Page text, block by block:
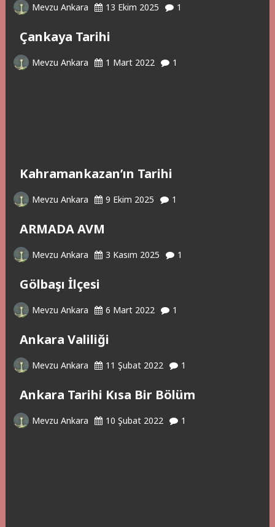
Mevzu Ankara 13 Ekim 2025 1
Çankaya Tarihi
Mevzu Ankara 1 Mart 2022 1
Kahramankazan’ın Tarihi
Mevzu Ankara 9 Ekim 2025 1
ARMADA AVM
Mevzu Ankara 3 Kasım 2025 1
Gölbaşı İlçesi
Mevzu Ankara 6 Mart 2022 1
Ankara Valiliği
Mevzu Ankara 11 Şubat 2022 1
Ankara Tarihi Kısa Bir Bölüm
Mevzu Ankara 10 Şubat 2022 1